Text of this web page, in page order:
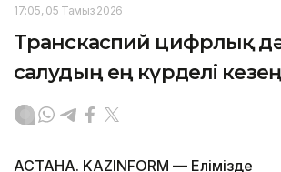
17:05, 05 Тамыз 2026
Транскаспий цифрлық
салудың ең күрделі
АСТАНА. KAZINFORM — Елімізде